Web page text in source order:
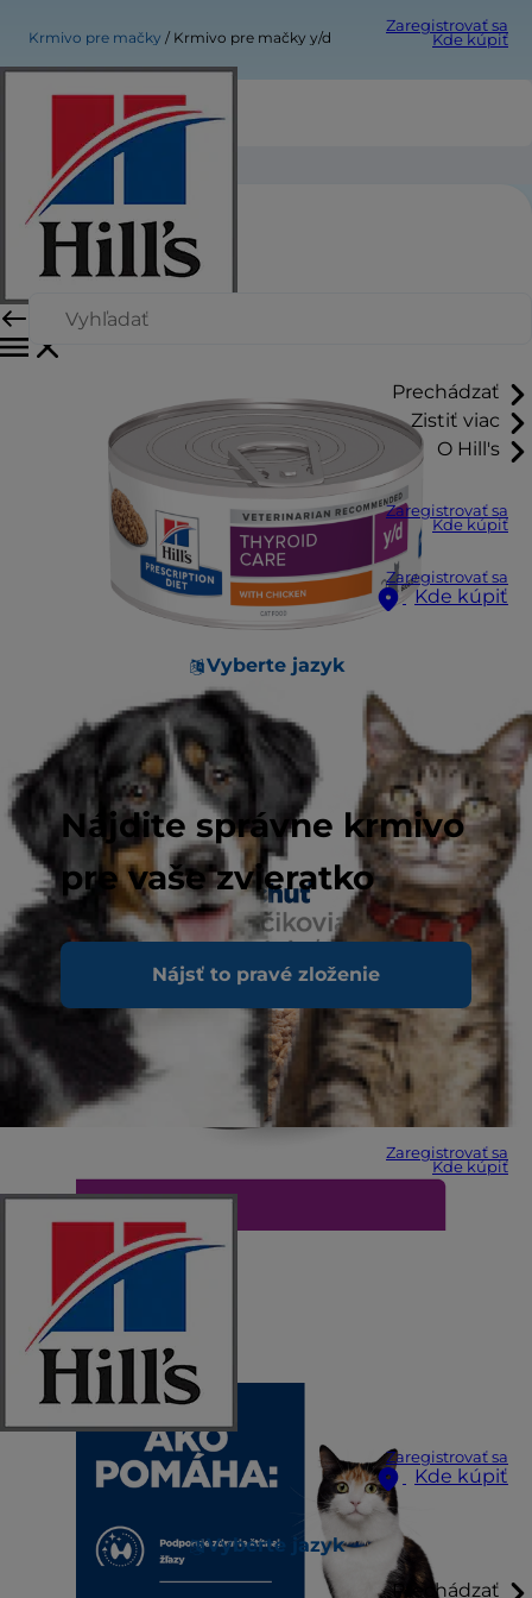
Zaregistrovať sa
Kde kúpiť
Prechádzať
Zistiť viac
O Hill's
Zaregistrovať sa
Kde kúpiť
Zaregistrovať sa
Kde kúpiť
Vyberte jazyk
Nájdite správne krmivo
pre vaše zvieratko
Nájsť to pravé zloženie
Zaregistrovať sa
Kde kúpiť
Zaregistrovať sa
Kde kúpiť
Vyberte jazyk
Prechádzať
Krmivo pre mačky Krmivo pre mačky y/d
Krmivo pre mačky y/d